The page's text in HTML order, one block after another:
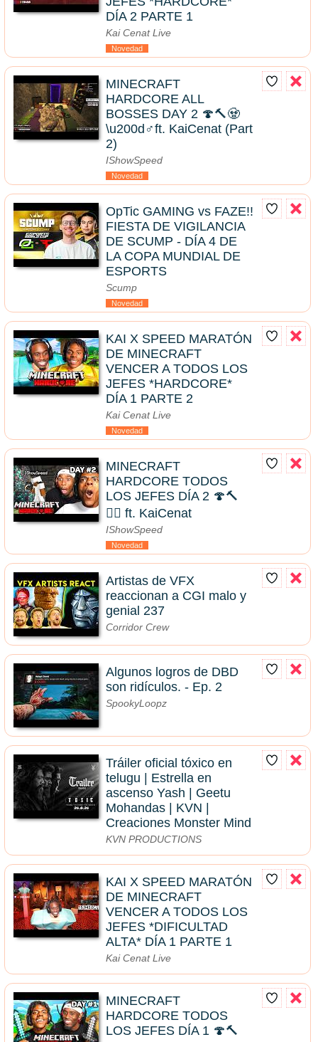
DÍA 2 PARTE 1
Kai Cenat Live
Novedad
MINECRAFT
HARDCORE ALL
BOSSES DAY 2 🍄🔨🧟
\u200d♂️ft. KaiCenat (Part
2)
IShowSpeed
Novedad
OpTic GAMING vs FAZE!!
FIESTA DE VIGILANCIA
DE SCUMP - DÍA 4 DE
LA COPA MUNDIAL DE
ESPORTS
Scump
Novedad
KAI X SPEED MARATÓN
DE MINECRAFT
VENCER A TODOS LOS
JEFES *HARDCORE*
DÍA 1 PARTE 2
Kai Cenat Live
Novedad
MINECRAFT
HARDCORE TODOS
LOS JEFES DÍA 2 🍄🔨
🧟‍♂️ ft. KaiCenat
IShowSpeed
Novedad
Artistas de VFX
reaccionan a CGI malo y
genial 237
Corridor Crew
Algunos logros de DBD
son ridículos. - Ep. 2
SpookyLoopz
Tráiler oficial tóxico en
telugu | Estrella en
ascenso Yash | Geetu
Mohandas | KVN |
Creaciones Monster Mind
KVN PRODUCTIONS
KAI X SPEED MARATÓN
DE MINECRAFT
VENCER A TODOS LOS
JEFES *DIFICULTAD
ALTA* DÍA 1 PARTE 1
Kai Cenat Live
MINECRAFT
HARDCORE TODOS
LOS JEFES DÍA 1 🍄🔨